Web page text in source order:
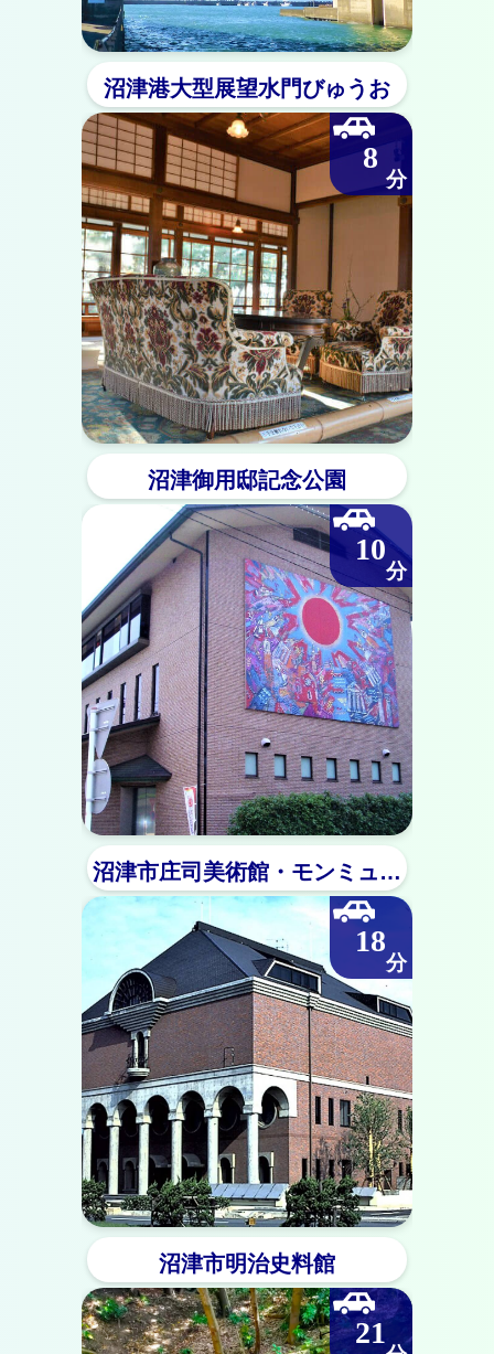
沼津港大型展望水門びゅうお
沼津御用邸記念公園
8
沼津市庄司美術館・ モンミュゼ
沼津
10
沼津市明治史料館
18
21